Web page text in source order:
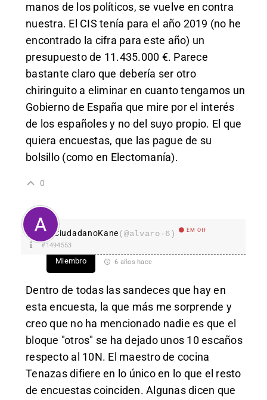
manos de los políticos, se vuelve en contra
nuestra. El CIS tenía para el año 2019 (no he
encontrado la cifra para este año) un
presupuesto de 11.435.000 €. Parece
bastante claro que debería ser otro
chiringuito a eliminar en cuanto tengamos un
Gobierno de España que mire por el interés
de los españoles y no del suyo propio. El que
quiera encuestas, que las pague de su
bolsillo (como en Electomanía).
0
CiudadanoKane(@alvaro-6) EM Off
#1494553
Miembro 6 años hace
Dentro de todas las sandeces que hay en
esta encuesta, la que más me sorprende y
creo que no ha mencionado nadie es que el
bloque "otros" se ha dejado unos 10 escaños
respecto al 10N. El maestro de cocina
Tenazas difiere en lo único en lo que el resto
de encuestas coinciden. Algunas dicen que